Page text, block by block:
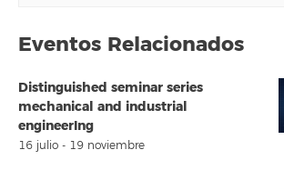
Eventos Relacionados
Distinguished seminar series
mechanical and industrial
engineerIng
16 julio - 19 noviembre